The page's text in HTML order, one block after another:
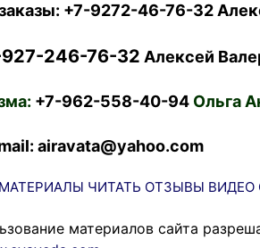
+7-9272-46-76-32
246-76-32 Алексей
+7-962-558-40-94Ольга
airavata@yahoo.com
ЧИТАТЬ ОТЗЫВЫ ВИДЕО
материалов сайта